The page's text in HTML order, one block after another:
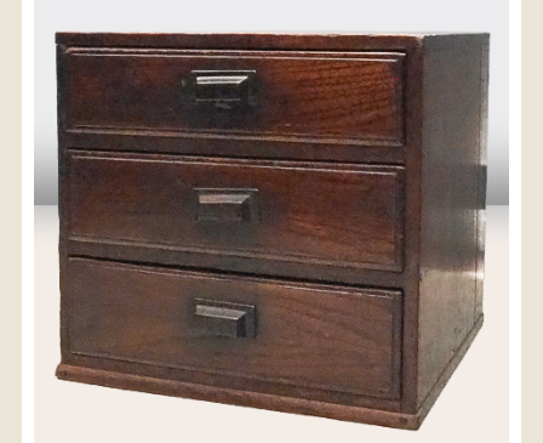
ます。
・ご購入手続きを進める途中で「宅急便」を選択いた
だくと、自動的に送料が加算されます。
・配送についての詳細は、
こちら →
【送料を確認する】
お届け先、送料ランクを選択する事で送料が表
示されます。
お届け先
送料ランク